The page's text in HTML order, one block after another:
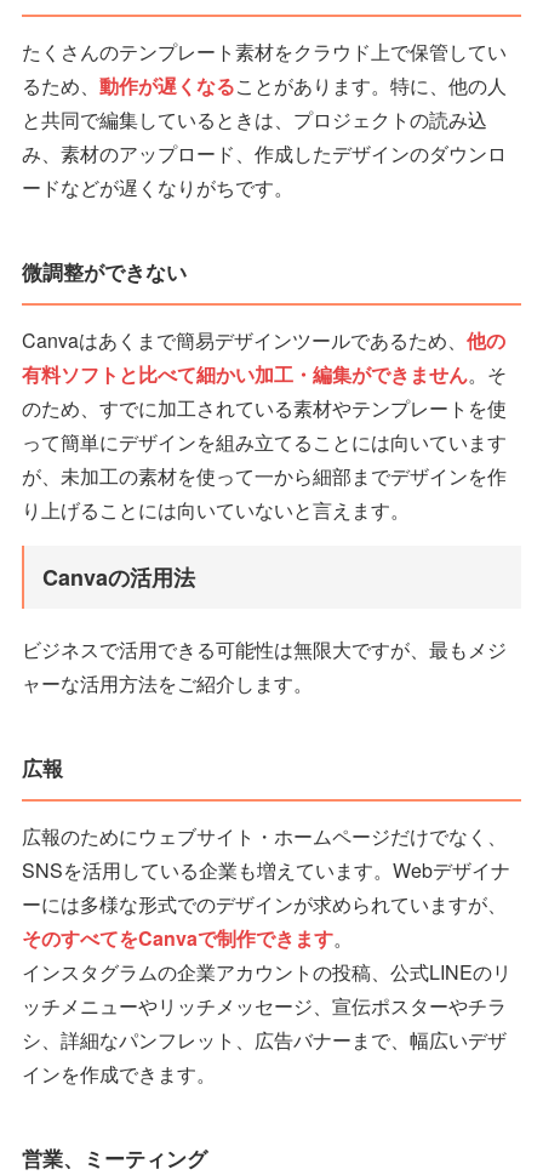
たくさんのテンプレート素材をクラウド上で保管してい
るため、 動作が遅くなることがあります。特に、他の人
と共同で編集しているときは、プロジェクトの読み込
み、素材のアップロード、作成したデザインのダウンロ
ードなどが遅くなりがちです。
微調整ができない
Canvaはあくまで簡易デザインツールであるため、 他の
有料ソフトと比べて細かい加工・編集ができません。そ
のため、すでに加工されている素材やテンプレートを使
って簡単にデザインを組み立てることには向いています
が、未加工の素材を使って一から細部までデザインを作
り上げることには向いていないと言えます。
Canvaの活用法
ビジネスで活用できる可能性は無限大ですが、最もメジ
ャーな活用方法をご紹介します。
広報
広報のためにウェブサイト・ホームページだけでなく、
SNSを活用している企業も増えています。Webデザイナ
ーには多様な形式でのデザインが求められていますが、
そのすべてをCanvaで制作できます。
インスタグラムの企業アカウントの投稿、公式LINEのリ
ッチメニューやリッチメッセージ、宣伝ポスターやチラ
シ、詳細なパンフレット、広告バナーまで、幅広いデザ
インを作成できます。
営業、ミーティング